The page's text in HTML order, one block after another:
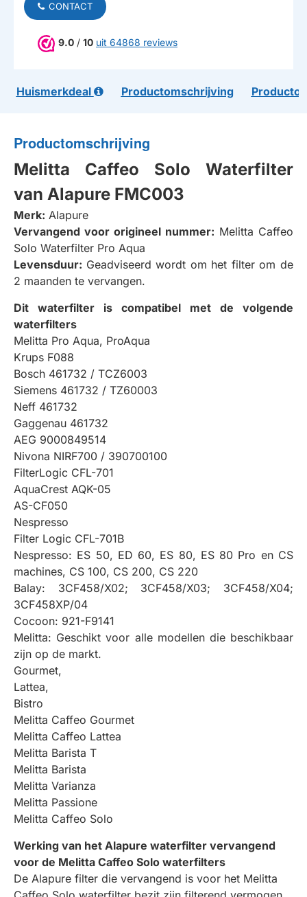
CONTACT
9.0 / 10 uit 64868 reviews
Huismerkdeal Productomschrijving
Productomschrijving
Melitta Caffeo Solo Waterfilter
van Alapure FMC003
Merk: Alapure
Vervangend voor origineel nummer: Melitta Caffeo
Solo Waterfilter Pro Aqua
Levensduur: Geadviseerd wordt om het filter om de
2 maanden te vervangen.
Dit waterfilter is compatibel met de volgende
waterfilters
Melitta Pro Aqua, ProAqua
Krups F088
Bosch 461732 / TCZ6003
Siemens 461732 / TZ60003
Neff 461732
Gaggenau 461732
AEG 9000849514
Nivona NIRF700 / 390700100
FilterLogic CFL-701
AquaCrest AQK-05
AS-CF050
Nespresso
Filter Logic CFL-701B
Nespresso: ES 50, ED 60, ES 80, ES 80 Pro en CS
machines, CS 100, CS 200, CS 220
Balay: 3CF458/X02; 3CF458/X03; 3CF458/X04;
3CF458XP/04
Cocoon: 921-F9141
Melitta: Geschikt voor alle modellen die beschikbaar
zijn op de markt.
Gourmet,
Lattea,
Bistro
Melitta Caffeo Gourmet
Melitta Caffeo Lattea
Melitta Barista T
Melitta Barista
Melitta Varianza
Melitta Passione
Melitta Caffeo Solo
Werking van het Alapure waterfilter vervangend
voor de Melitta Caffeo Solo waterfilters
De Alapure filter die vervangend is voor het Melitta